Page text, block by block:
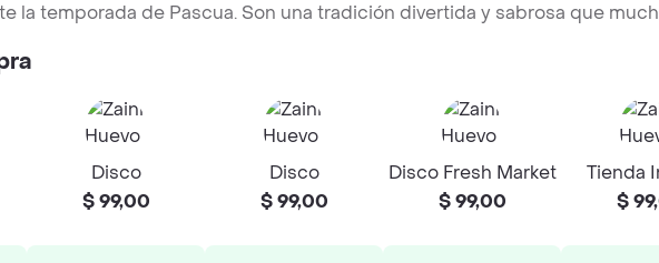
la temporada de Pascua. Son una tradición divertida y sabrosa que
Disco
$ 99,00
Disco
$ 99,00
Disco Fresh Market
$ 99,00
Tienda
$